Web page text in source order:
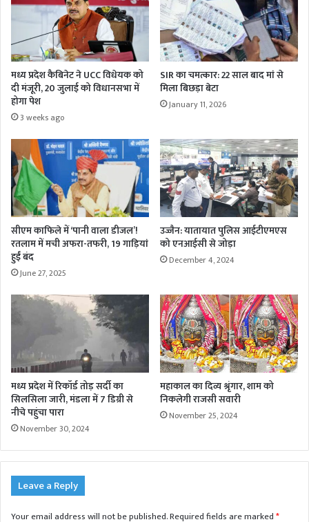
मध्य प्रदेश कैबिनेट ने UCC विधेयक को
दी मंजूरी, 20 जुलाई को विधानसभा में
होगा पेश
3 weeks ago
SIR का चमत्कार: 22 साल बाद मां से
मिला बिछड़ा बेटा
January 11, 2026
सीएम काफिले में ‘पानी वाला डीजल’!
रतलाम में मची अफरा-तफरी, 19 गाड़ियां
हुईं बंद
June 27, 2025
उज्जैन: यातायात पुलिस आईटीएमएस
को एनआईसी से जोड़ा
December 4, 2024
मध्य प्रदेश में रिकॉर्ड तोड़ सर्दी का
सिलसिला जारी, मंडला में 7 डिग्री से
नीचे पहुंचा पारा
November 30, 2024
महाकाल का दिव्य श्रृंगार, शाम को
निकलेगी राजसी सवारी
November 25, 2024
Leave a Reply
Your email address will not be published.Required fields are marked*